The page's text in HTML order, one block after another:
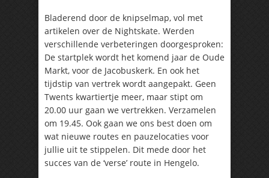
Bladerend door de knipselmap, vol met
artikelen over de Nightskate. Werden
verschillende verbeteringen doorgesproken:
De startplek wordt het komend jaar de Oude
Markt, voor de Jacobuskerk. En ook het
tijdstip van vertrek wordt aangepakt. Geen
Twents kwartiertje meer, maar stipt om
20.00 uur gaan we vertrekken. Verzamelen
om 19.45. Ook gaan we ons best doen om
wat nieuwe routes en pauzelocaties voor
jullie uit te stippelen. Dit mede door het
succes van de ‘verse’ route in Hengelo.